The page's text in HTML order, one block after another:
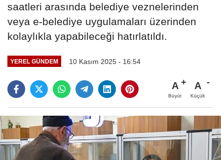
saatleri arasında belediye veznelerinden
veya e-belediye uygulamaları üzerinden
kolaylıkla yapabileceği hatırlatıldı.
YEREL GÜNDEM 10 Kasım 2025 - 16:54
A
Büyüt
A
Küçült